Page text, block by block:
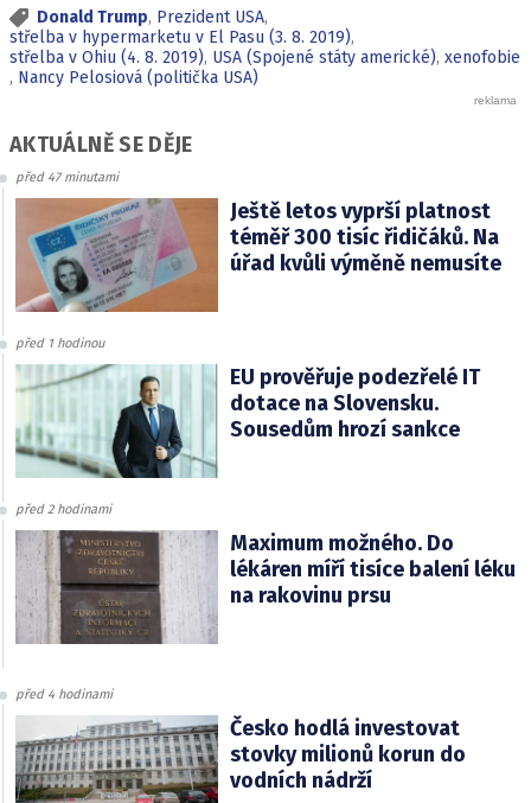
Donald Trump, Prezident USA,
střelba v hypermarketu v El Pasu (3. 8. 2019),
střelba v Ohiu (4. 8. 2019), USA (Spojené státy americké), xenofobie
, Nancy Pelosiová (politička USA)
AKTUÁLNĚ SE DĚJE
před 47 minutami
Ještě letos vyprší platnost
téměř 300 tisíc řidičáků. Na
úřad kvůli výměně nemusíte
před 1 hodinou
EU prověřuje podezřelé IT
dotace na Slovensku.
Sousedům hrozí sankce
před 2 hodinami
Maximum možného. Do
lékáren míří tisíce balení léku
na rakovinu prsu
před 4 hodinami
Česko hodlá investovat
stovky milionů korun do
vodních nádrží